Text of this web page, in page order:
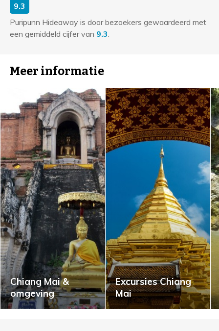
9.3
Puripunn Hideaway is door bezoekers gewaardeerd met
een gemiddeld cijfer van 9.3
Meer informatie
Chiang Mai &
omgeving
Excursies Chiang
Mai